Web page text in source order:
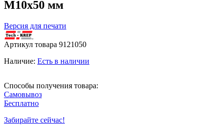
М10х50 мм
Версия для печати
Артикул товара 9121050
Наличие: Есть в наличии
Способы получения товара:
Самовывоз
Бесплатно
Забирайте сейчас!